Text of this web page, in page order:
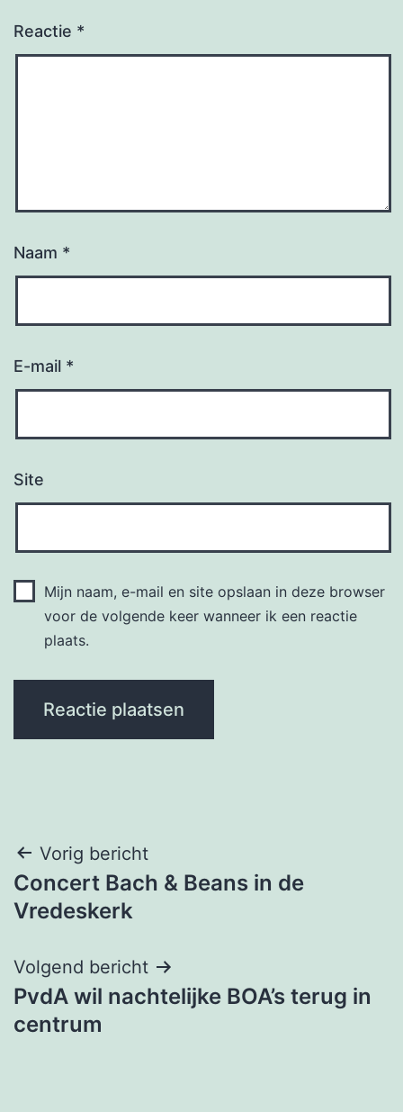
Reactie *
Naam *
E-mail *
Site
Mijn naam, e-mail en site opslaan in deze browser
voor de volgende keer wanneer ik een reactie
plaats.
Bericht
navigatie
Vorig bericht
Concert Bach & Beans in de
Vredeskerk
Volgend bericht
PvdA wil nachtelijke BOA’s terug in
centrum